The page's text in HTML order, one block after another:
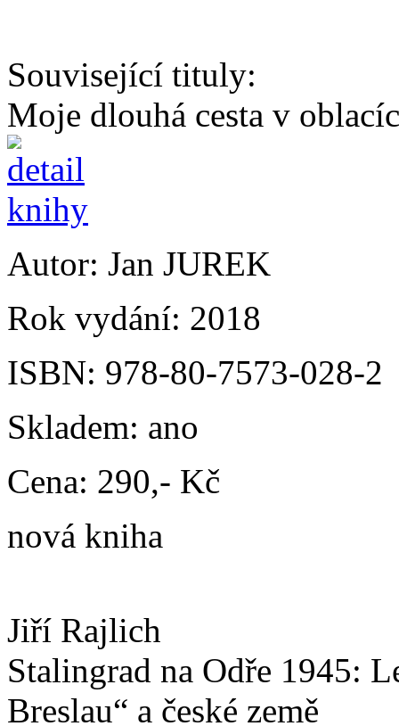
Související tituly:
Moje dlouhá cesta v
Autor: Jan JUREK
Rok vydání: 2018
ISBN: 978-80-7573-028-2
Skladem: ano
Cena: 290,- Kč
nová kniha
Jiří Rajlich
Stalingrad na Odře 1945:
Breslau“ a české země